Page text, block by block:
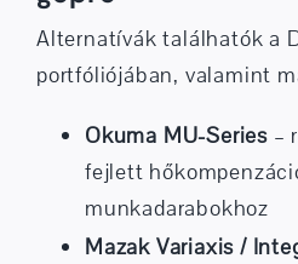
Alternatívák találhatók a
portfóliójában, valamint
Okuma MU-Series–
fejlett
munkadarabokhoz
Mazak Variaxis /